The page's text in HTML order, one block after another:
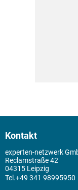
Kontakt
experten-netzwerk
Reclamstraße 42
04315 Leipzig
+49 341 98995950